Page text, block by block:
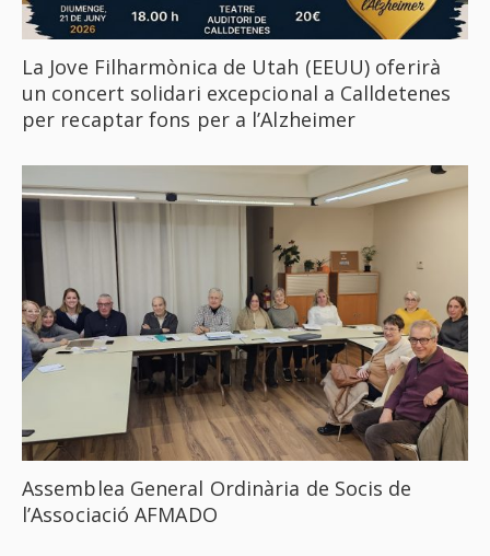
La Jove Filharmònica de Utah (EEUU) oferirà
un concert solidari excepcional a Calldetenes
per recaptar fons per a l’Alzheimer
Assemblea General Ordinària de Socis de
l’Associació AFMADO